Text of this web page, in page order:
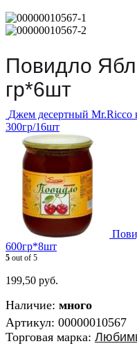
Повидло
гр*6шт
Джем десертный Mr.Ricco
300гр/16шт
600гр*8шт
5 out of 5
199,50 руб.
Наличие: много
Артикул: 00000010567
Торговая марка: